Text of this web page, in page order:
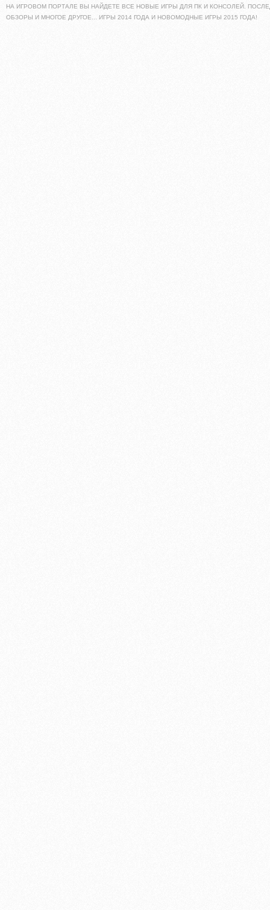
НА ИГРОВОМ ПОРТАЛЕ ВЫ НАЙДЕТЕ ВСЕ НОВЫЕ ИГРЫ ДЛЯ ПК И КОНСОЛЕЙ.
ОБЗОРЫ И МНОГОЕ ДРУГОЕ... ИГРЫ 2014 ГОДА И НОВОМОДНЫЕ ИГРЫ 2015 ГОДА!